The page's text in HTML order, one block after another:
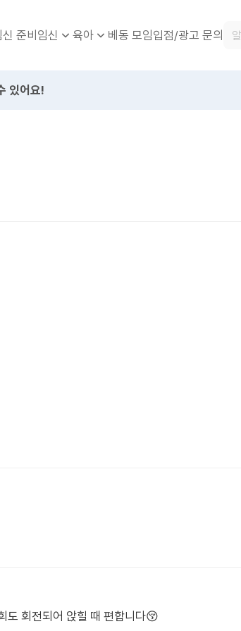
신 준비임신 육아 베동 모임입점/광고 문의
있어요!
도 회전되어 앉힐 때 편합니다😚